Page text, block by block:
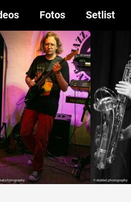
Fotos Setlist